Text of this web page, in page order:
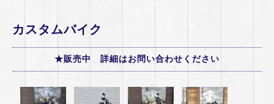
カスタムバイク
★販売中 詳細はお問い合わせください